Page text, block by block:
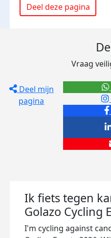
Deel deze pagina
Deel mijn
pagina
Vraag
Ik fiets tegen
Golazo Cycling
I'm cycling against